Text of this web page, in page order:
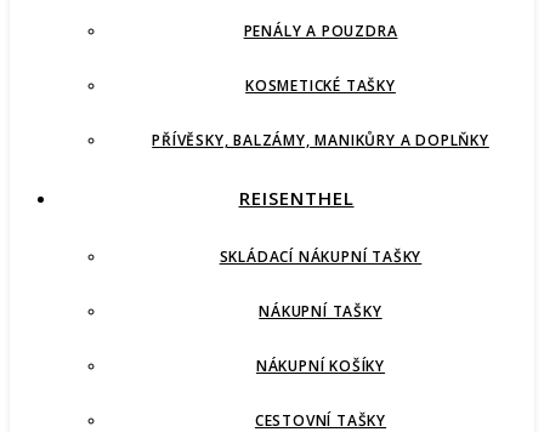
PENÁLY A POUZDRA
KOSMETICKÉ TAŠKY
PŘÍVĚSKY, BALZÁMY, MANIKŮRY A DOPLŇKY
REISENTHEL
SKLÁDACÍ NÁKUPNÍ TAŠKY
NÁKUPNÍ TAŠKY
NÁKUPNÍ KOŠÍKY
CESTOVNÍ TAŠKY